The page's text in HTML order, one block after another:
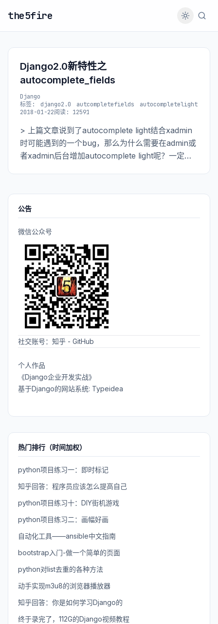
the5fire
Django2.0新特性之
autocomplete_fields
Django
标签:
django2.0 autcompletefields
autocompletelight
2018-01-22阅读: 12591
> 上篇文章说到了autocomplete light结合xadmin
时可能遇到的一个bug，那么为什么需要在admin或
者xadmin后台增加autocomplete light呢？一定要
公告
微信公众号
社交账号： 知乎 - GitHub
个人作品
《Django企业开发实战》
基于Django的网站系统: Typeidea
热门排行（时间加权）
python项目练习一：即时标记
知乎回答：程序员应该怎么提高自己
python项目练习十：DIY街机游戏
python项目练习二：画幅好画
自动化工具——ansible中文指南
bootstrap入门-做一个简单的页面
python对list去重的各种方法
动手实现m3u8的浏览器播放器
知乎回答：你是如何学习Django的
终于录完了，112G的Django视频教程